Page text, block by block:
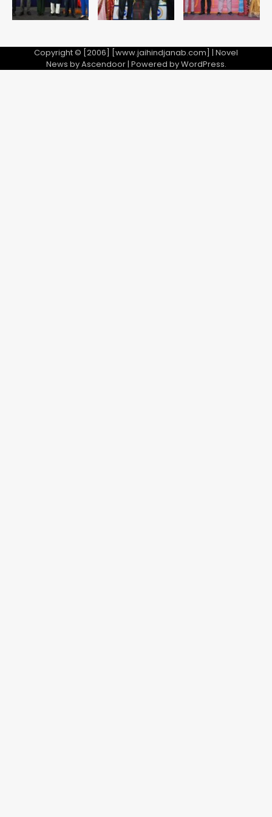
Copyright © [2006] [www.jaihindjanab.com] | Novel
News byAscendoor| Powered byWordPress.